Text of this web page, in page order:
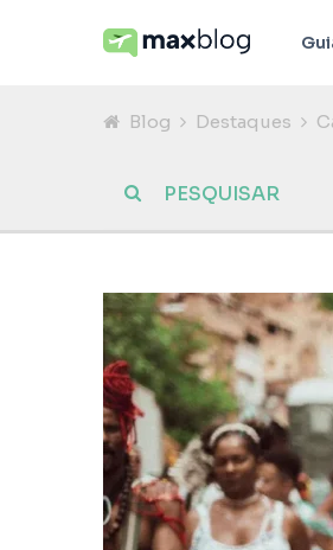
Blog Destaques